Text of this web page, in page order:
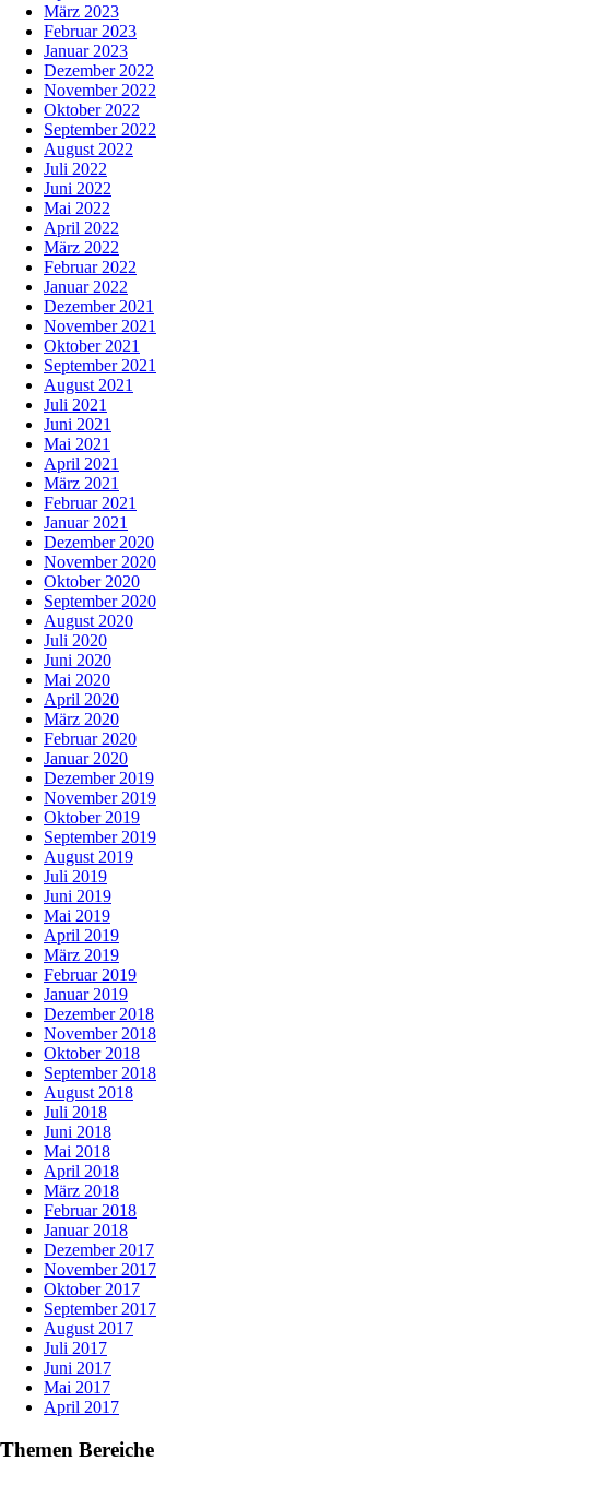
März 2023
Februar 2023
Januar 2023
Dezember 2022
November 2022
Oktober 2022
September 2022
August 2022
Juli 2022
Juni 2022
Mai 2022
April 2022
März 2022
Februar 2022
Januar 2022
Dezember 2021
November 2021
Oktober 2021
September 2021
August 2021
Juli 2021
Juni 2021
Mai 2021
April 2021
März 2021
Februar 2021
Januar 2021
Dezember 2020
November 2020
Oktober 2020
September 2020
August 2020
Juli 2020
Juni 2020
Mai 2020
April 2020
März 2020
Februar 2020
Januar 2020
Dezember 2019
November 2019
Oktober 2019
September 2019
August 2019
Juli 2019
Juni 2019
Mai 2019
April 2019
März 2019
Februar 2019
Januar 2019
Dezember 2018
November 2018
Oktober 2018
September 2018
August 2018
Juli 2018
Juni 2018
Mai 2018
April 2018
März 2018
Februar 2018
Januar 2018
Dezember 2017
November 2017
Oktober 2017
September 2017
August 2017
Juli 2017
Juni 2017
Mai 2017
April 2017
Themen Bereiche